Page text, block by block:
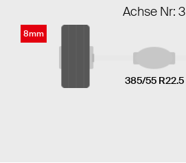
Achse Nr: 3
8mm
385/55 R22.5